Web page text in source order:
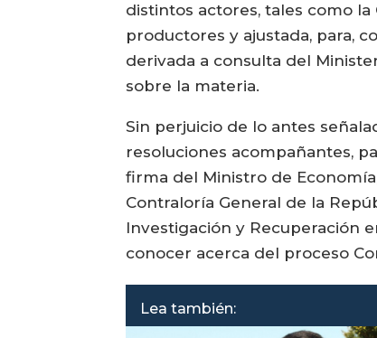
distintos actores, tales como
productores y ajustada, para,
derivada a consulta del
sobre la materia.
Sin perjuicio de lo antes
resoluciones acompañantes,
firma del Ministro de
Contraloría General de la
Investigación y Recuperación
conocer acerca del proceso
Lea también: